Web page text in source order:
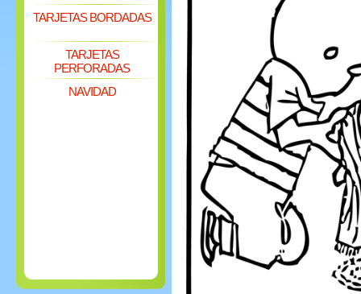
TARJETAS BORDADAS
TARJETAS
PERFORADAS
NAVIDAD